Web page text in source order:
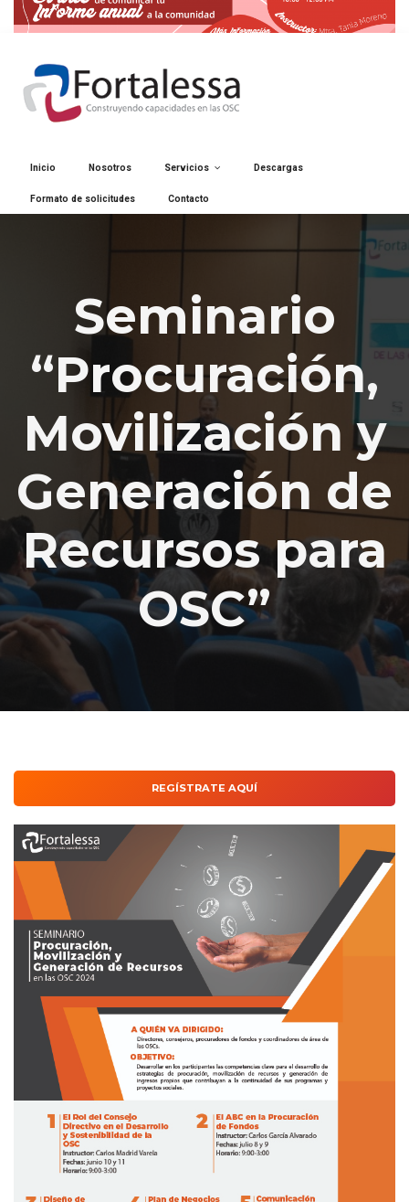
Inicio Nosotros Servicios Descargas
Formato de solicitudes Contacto
Seminario
“Procuración,
Movilización y
Generación de
Recursos para
OSC”
REGÍSTRATE AQUÍ